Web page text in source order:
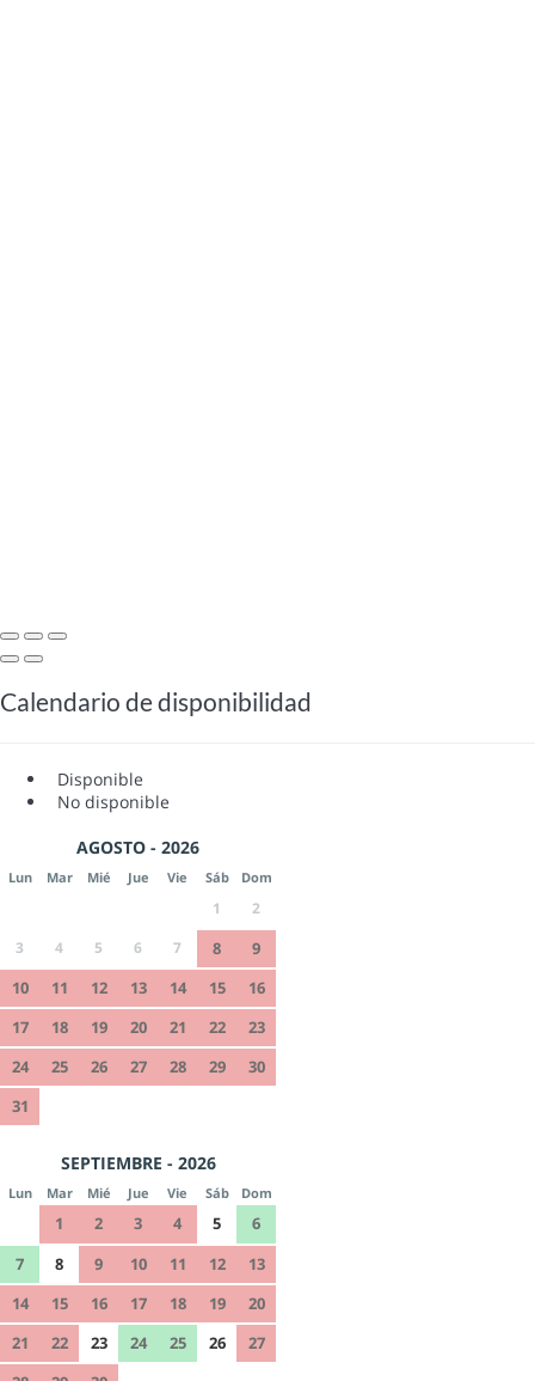
Calendario de disponibilidad
Disponible
No disponible
AGOSTO - 2026
Lun Mar Mié Jue Vie Sáb Dom
1
2
3
4 5 6 7 8
9
10
11 12 13 14 15
16
17
18 19 20 21 22
23
24
25 26 27 28 29
30
31
SEPTIEMBRE - 2026
Lun Mar Mié Jue Vie Sáb Dom
1 2 3 4 5
6
7
8 9 10 11 12
13
14
15 16 17 18 19
20
21
22 23 24 25 26
27